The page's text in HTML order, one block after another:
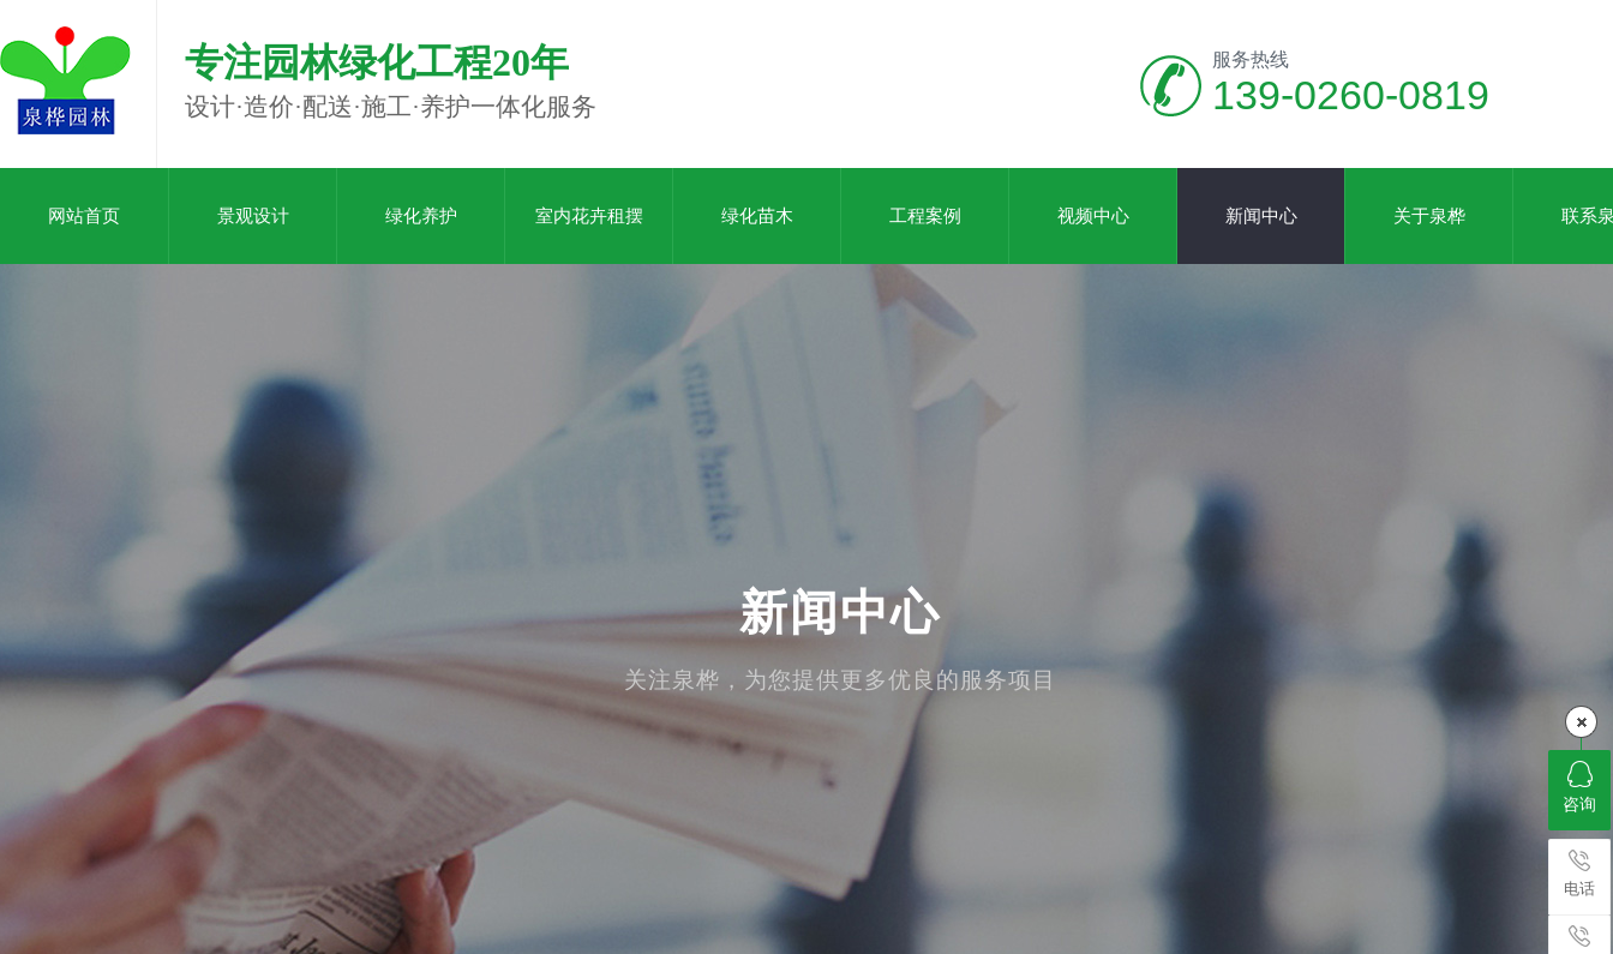
专注园林绿化工程20年
设计·造价·配送·施工·养护一体化服务
服务热线
139-0260-0819
网站首页 景观设计 绿化养护 室内花卉租摆 绿化苗木 工程案例 视频中心 新闻中心 关于泉桦 联系
新闻中心
关注泉桦，为您提供更多优良的服务项目
咨询
电话